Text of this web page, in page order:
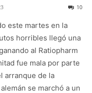
10
este martes en la
horribles llegó una
al Ratiopharm
fue mala por parte
arranque de la
se marchó a un